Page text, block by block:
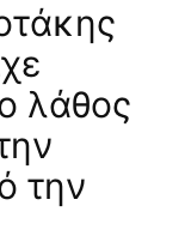
λάθος
την